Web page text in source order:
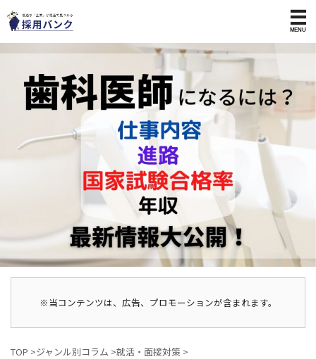
※当コンテンツは、広告、プロモーションが含まれます。
TOP >ジャンル別コラム >就活・面接対策 >